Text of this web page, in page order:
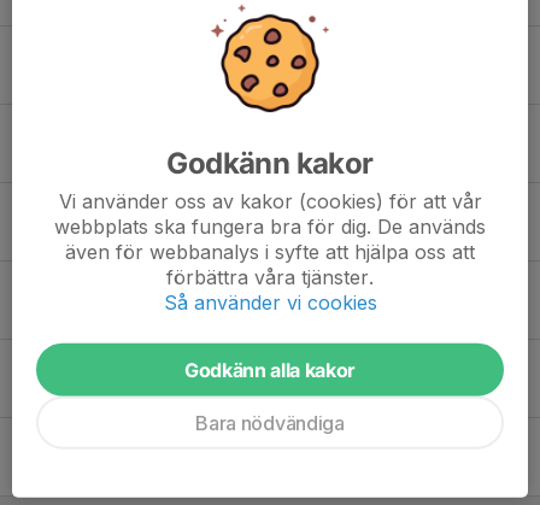
Kul med boll 2026!
5
7 okt 2025 0
Inställd träning
23 sep 2025 3
Inställd träning
9 sep 2025 0
2 sep 2025 0
Godkänn kakor
Vi använder oss av kakor (cookies) för att vår
webbplats ska fungera bra för dig. De används
även för webbanalys i syfte att hjälpa oss att
förbättra våra tjänster.
Så använder vi cookies
Godkänn alla kakor
Bara nödvändiga